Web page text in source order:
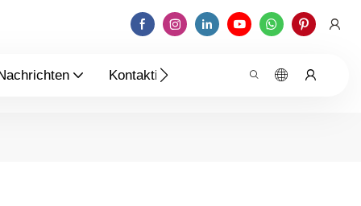
Kontaktieren Sie Uns